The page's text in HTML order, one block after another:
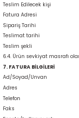
Teslim Edilecek kişi
Fatura Adresi
Sipariş Tarihi
Teslimat tarihi
Teslim şekli
6.4. Ürün sevkiyat masrafı
7. FATURA BİLGİLERİ
Ad/Soyad/Unvan
Adres
Telefon
Faks